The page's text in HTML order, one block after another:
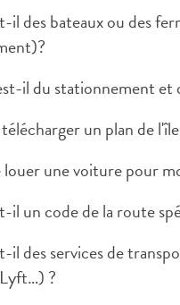
il des bateaux ou des
il du stationnement et
un plan de
une voiture pour
il un code de la route
il des services de
?
vous de cliquer sur le